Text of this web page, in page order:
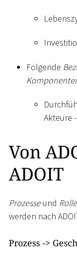
Folgende
Akteure -
Von
ADOIT
Prozesseund
werden nach
Prozess ->